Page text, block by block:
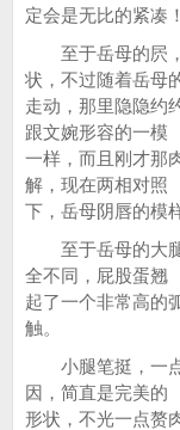
定会是无比的紧凑！
至于岳母的屄，
状，不过随着岳母
走动，那里隐隐约
跟文婉形容的一模
一样，而且刚才那
解，现在两相对照
下，岳母阴唇的模
至于岳母的大腿
全不同，屁股蛋翘
起了一个非常高的
触。
小腿笔挺，一点
因，简直是完美的
形状，不光一点赘